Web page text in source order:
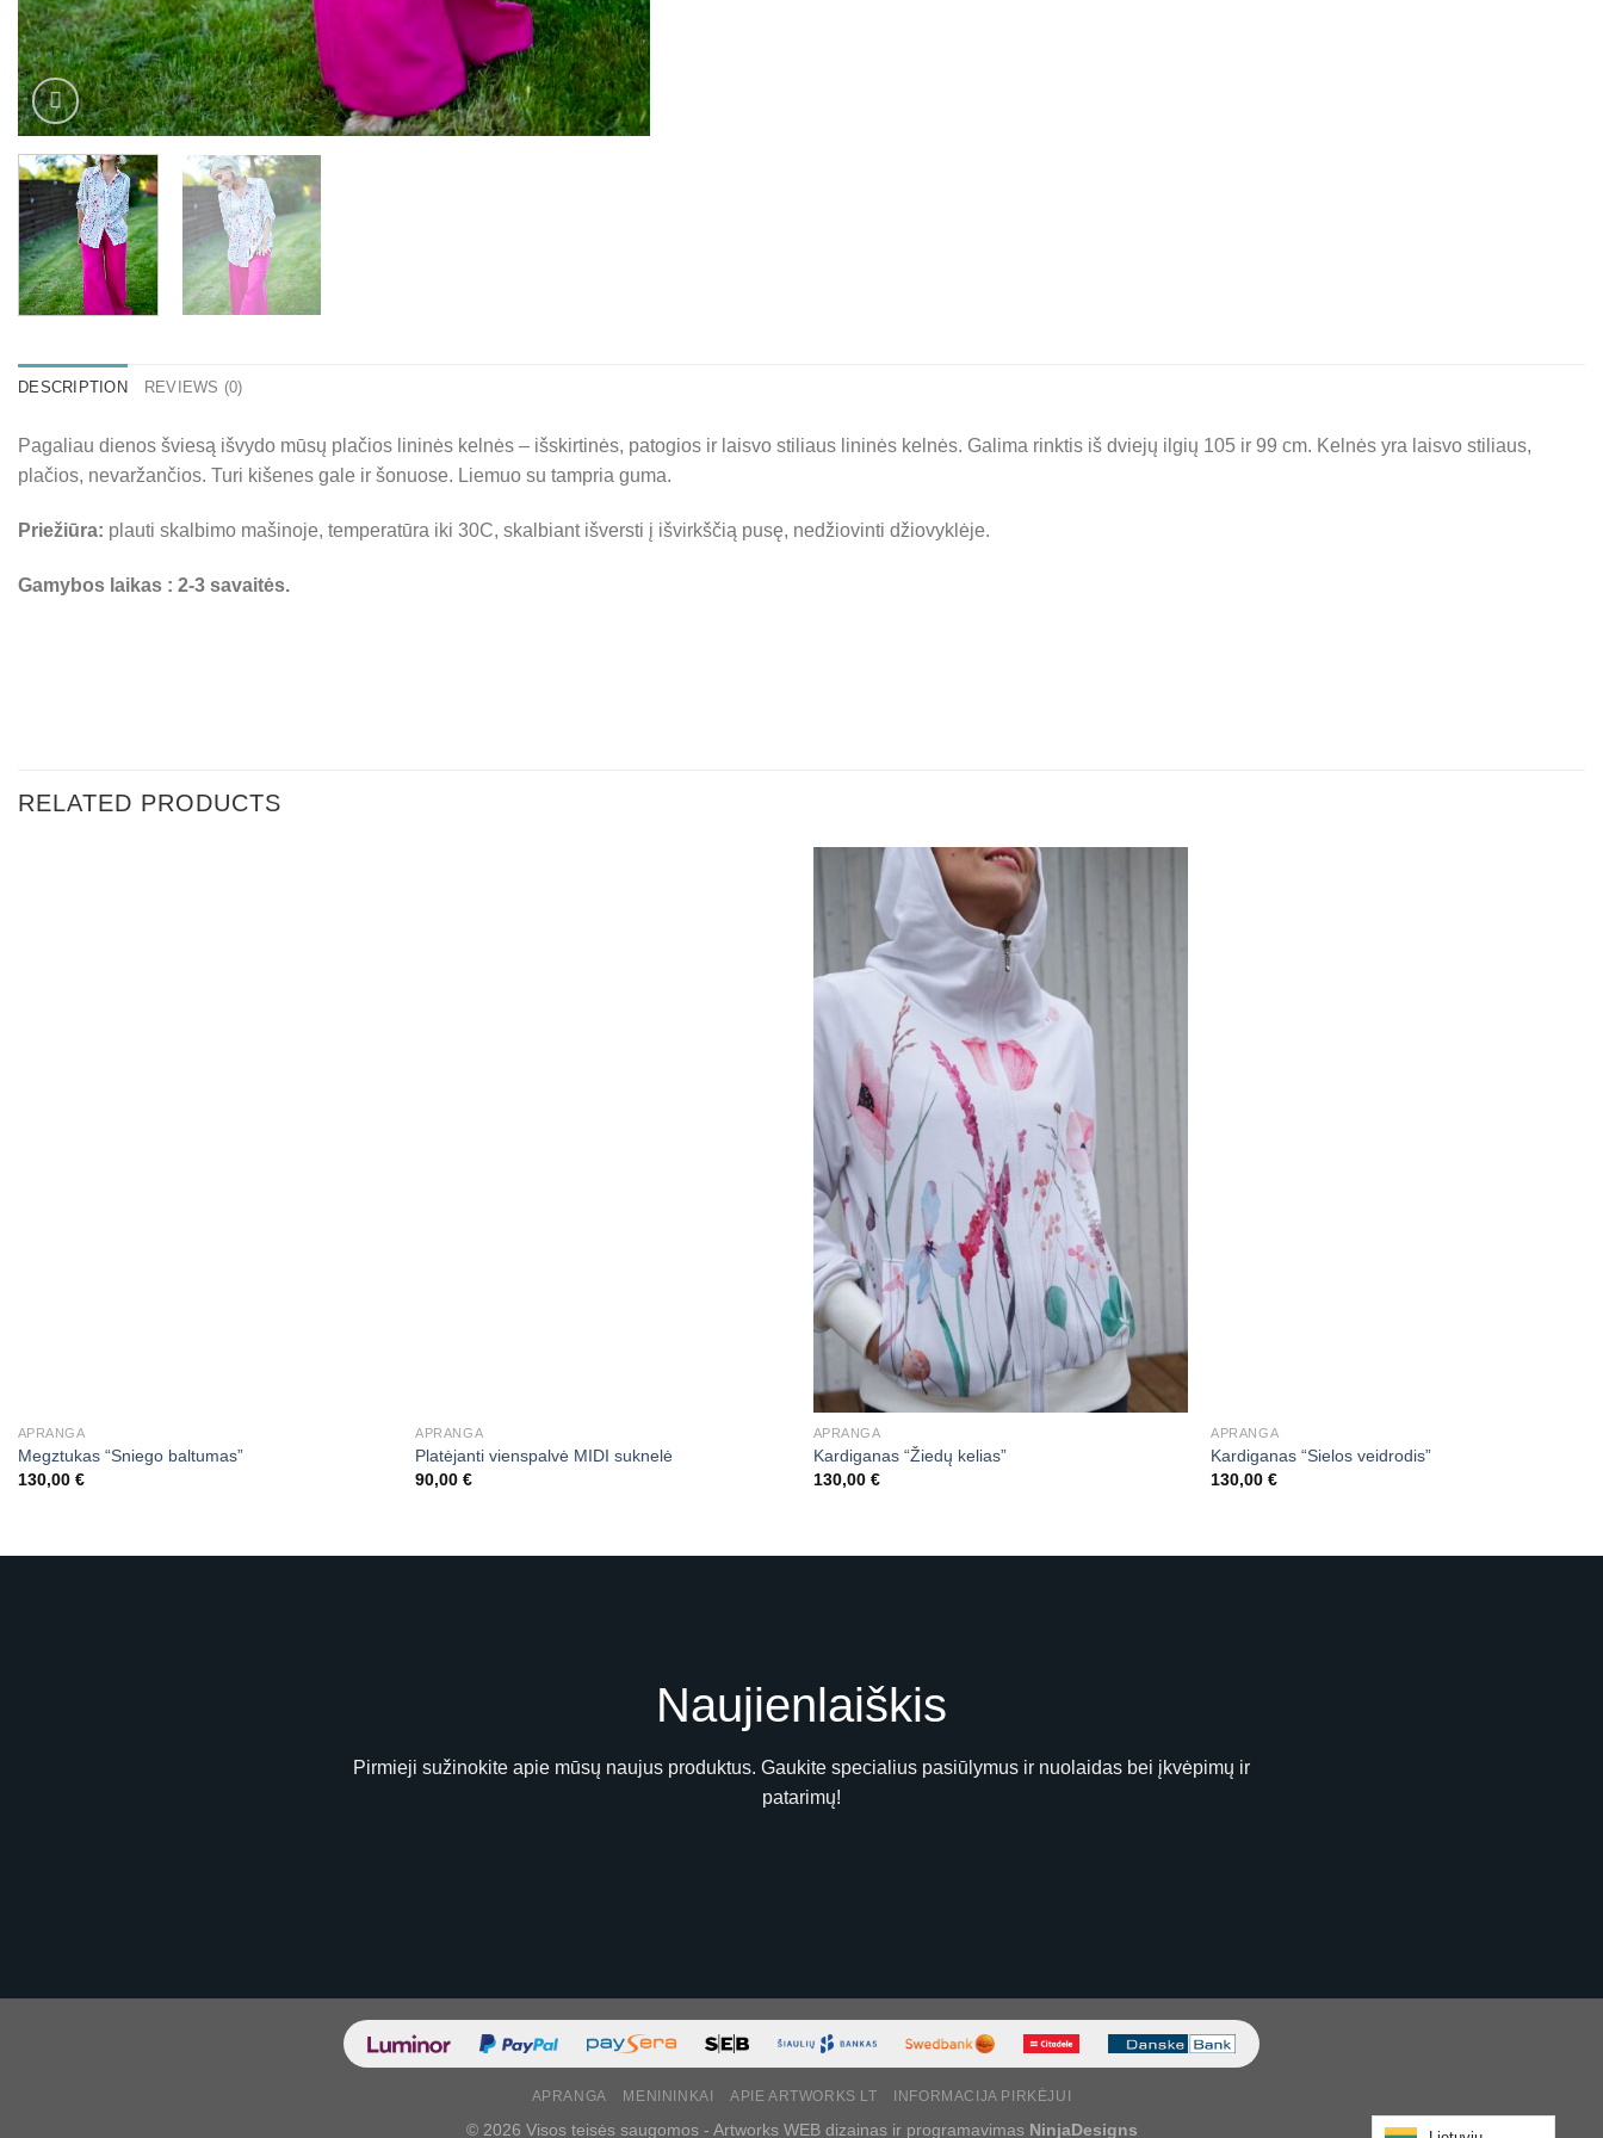
DESCRIPTION REVIEWS (0)
Pagaliau dienos šviesą išvydo mūsų plačios lininės kelnės – išskirtinės, patogios ir laisvo stiliaus lininės kelnės. Galima rinktis iš dviejų ilgių 105 ir 99 cm. Kelnės yra laisvo stiliaus,
plačios, nevaržančios. Turi kišenes gale ir šonuose. Liemuo su tampria guma.
Priežiūra: plauti skalbimo mašinoje, temperatūra iki 30C, skalbiant išversti į išvirkščią pusę, nedžiovinti džiovyklėje.
Gamybos laikas : 2-3 savaitės.
RELATED PRODUCTS
APRANGA
Megztukas “Sniego baltumas”
130,00 €
APRANGA
Platėjanti vienspalvė MIDI suknelė
90,00€
APRANGA
Kardiganas “Žiedų kelias”
130,00 €
APRANGA
Kardiganas “Sielos veidrodis”
130,00€
Naujienlaiškis
Pirmieji sužinokite apie mūsų naujus produktus. Gaukite specialius pasiūlymus ir nuolaidas bei įkvėpimų ir
patarimų!
APRANGA MENININKAI APIE ARTWORKS LT INFORMACIJA PIRKĖJUI
© 2026 Visos teisės saugomos - Artworks WEB dizainas ir programavimas NinjaDesigns